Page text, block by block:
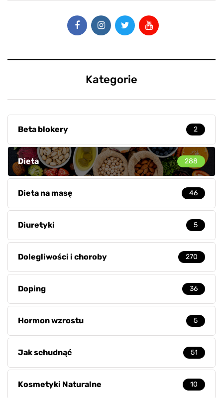
Kategorie
Beta blokery 2
Dieta 288
Dieta na masę 46
Diuretyki 5
Dolegliwości i choroby 270
Doping 36
Hormon wzrostu 5
Jak schudnąć 51
Kosmetyki Naturalne 10